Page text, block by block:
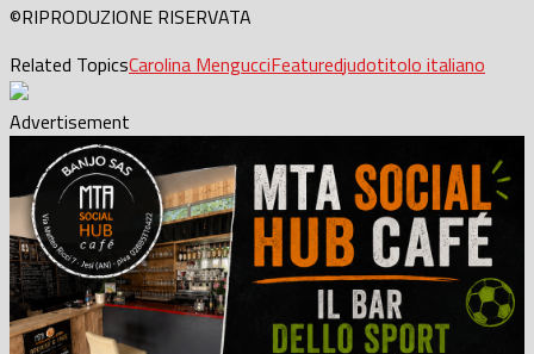
©RIPRODUZIONE RISERVATA
Related TopicsCarolina MengucciFeaturedjudotitolo italiano
Advertisement